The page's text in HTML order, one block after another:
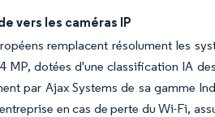
vers les caméras IP
remplacent résolument les
MP, dotées d'une classification IA
par Ajax Systems de sa gamme
en cas de perte du Wi-Fi,